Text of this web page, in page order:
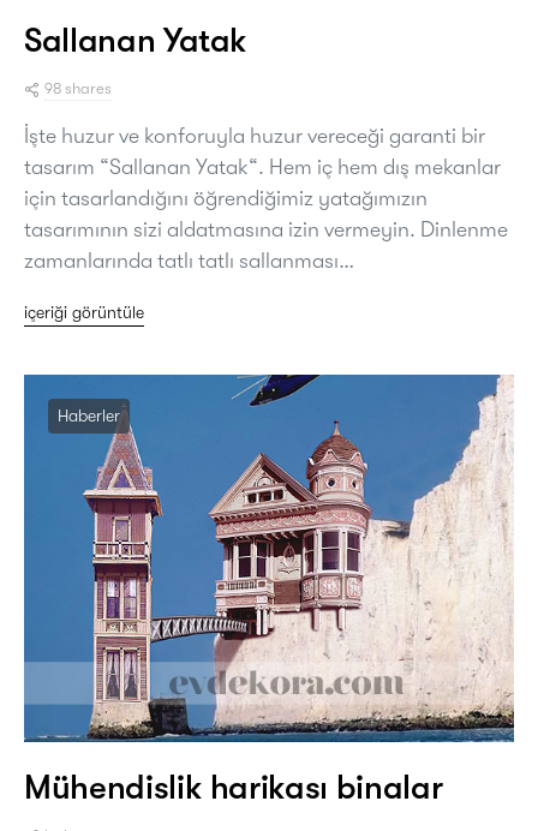
Sallanan Yatak
98 shares
İşte huzur ve konforuyla huzur vereceği garanti bir
tasarım “Sallanan Yatak“. Hem iç hem dış mekanlar
için tasarlandığını öğrendiğimiz yatağımızın
tasarımının sizi aldatmasına izin vermeyin. Dinlenme
zamanlarında tatlı tatlı sallanması…
içeriği görüntüle
Haberler
Mühendislik harikası binalar